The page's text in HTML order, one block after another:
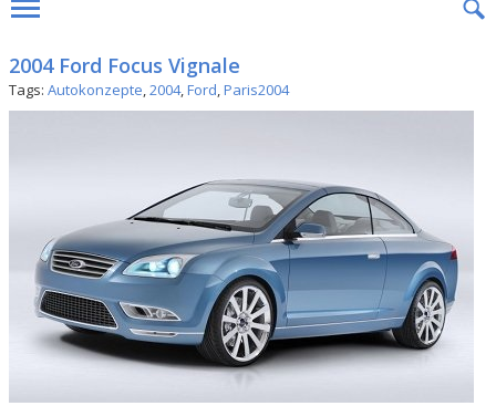
2004 Ford Focus Vignale
Tags: Autokonzepte,2004,Ford,Paris2004